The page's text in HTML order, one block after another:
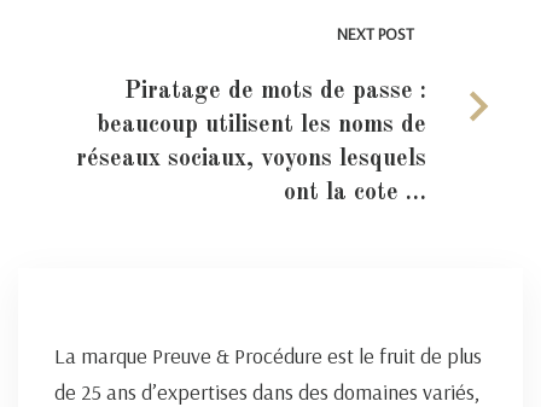
NEXT POST
Piratage de mots de passe :
beaucoup utilisent les noms de
réseaux sociaux, voyons lesquels
ont la cote …
La marque Preuve & Procédure est le fruit de plus
de 25 ans d’expertises dans des domaines variés,